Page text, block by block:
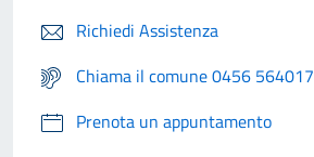
Richiedi Assistenza
Chiama il comune 0456 564017
Prenota un appuntamento